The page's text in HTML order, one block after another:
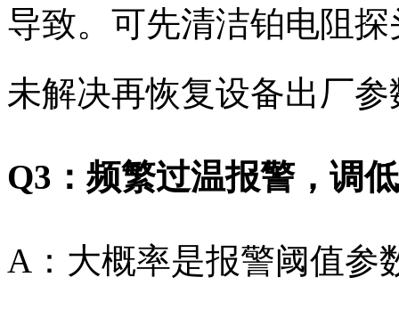
导致。可先清洁铂电阻
未解决再恢复设备出厂
Q3：频繁过温报警，调
A：大概率是报警阈值参